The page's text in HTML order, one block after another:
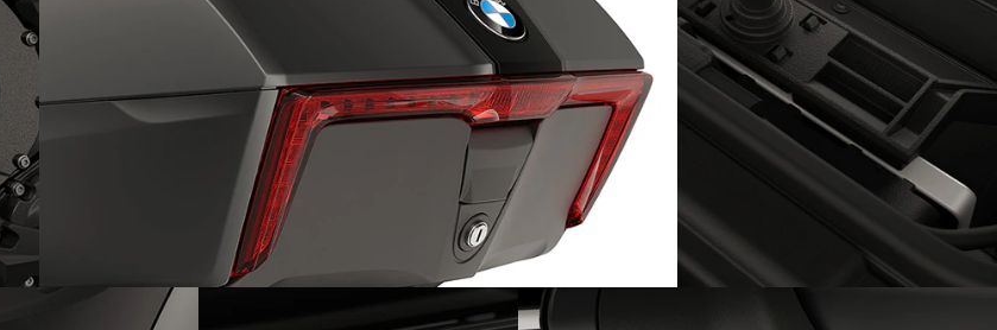
Praktikus topcase
Integrált okostelefon-